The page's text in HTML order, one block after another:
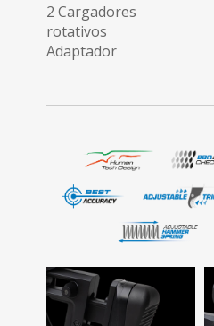
2 Cargadores
rotativos
Adaptador